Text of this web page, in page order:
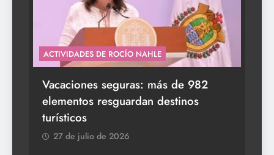
ACTIVIDADES DE ROCÍO NAHLE
Vacaciones seguras: más de 982
elementos resguardan destinos
turísticos
27 de julio de 2026